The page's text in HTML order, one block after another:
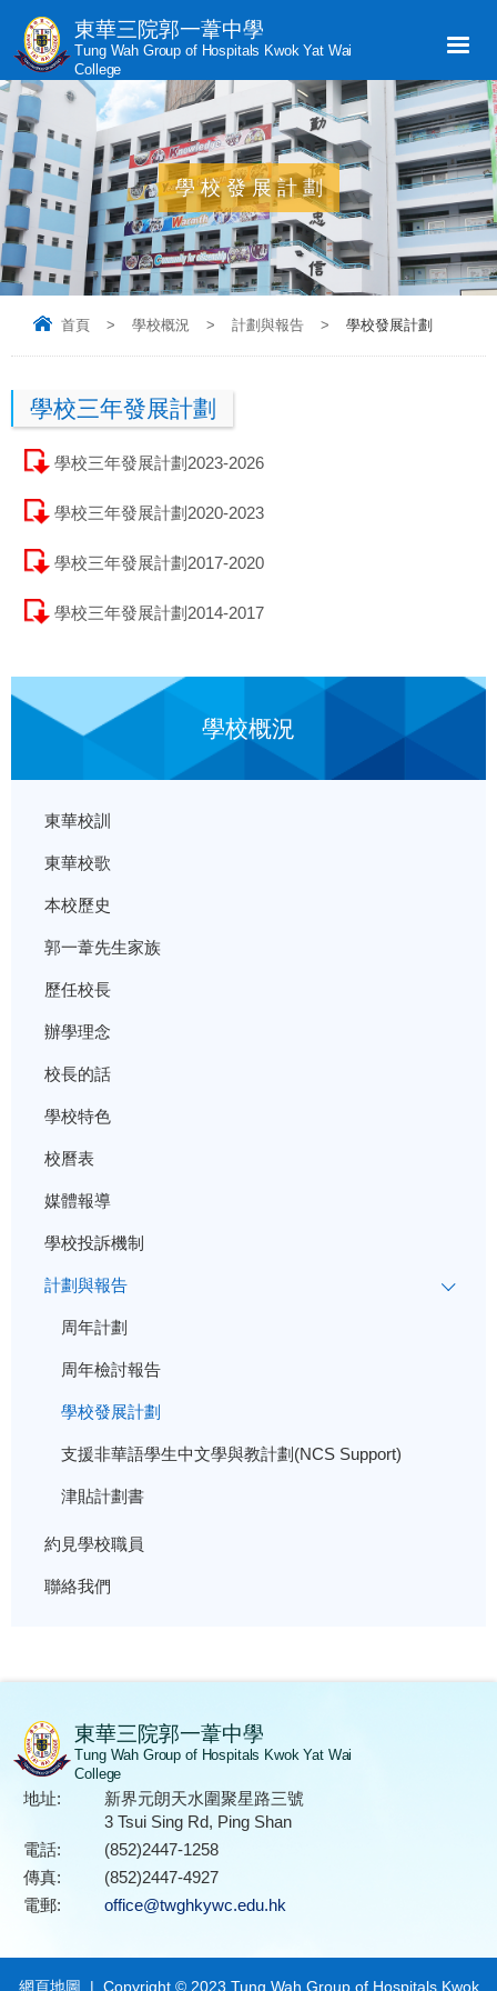
東華三院郭一葦中學
Tung Wah Group of Hospitals Kwok Yat Wai
College
學校發展計劃
首頁 > 學校概況 > 計劃與報告 > 學校發展計劃
學校三年發展計劃
學校三年發展計劃2023-2026
學校三年發展計劃2020-2023
學校三年發展計劃2017-2020
學校三年發展計劃2014-2017
學校概況
東華校訓
東華校歌
本校歷史
郭一葦先生家族
歷任校長
辦學理念
校長的話
學校特色
校曆表
媒體報導
學校投訴機制
計劃與報告
周年計劃
周年檢討報告
學校發展計劃
支援非華語學生中文學與教計劃(NCS Support)
津貼計劃書
約見學校職員
聯絡我們
東華三院郭一葦中學
Tung Wah Group of Hospitals Kwok Yat Wai
College
地址:
新界元朗天水圍聚星路三號
3 Tsui Sing Rd, Ping Shan
電話:
(852)2447-1258
傳真:
(852)2447-4927
電郵:
office@twghkywc.edu.hk
網頁地圖 | Copyright © 2023 Tung Wah Group of Hospitals Kwok